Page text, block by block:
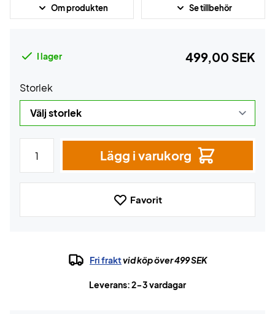
Om produkten Se tillbehör
I lager 499,00 SEK
Storlek
Lägg i varukorg
Favorit
Fri fraktvid köp över 499 SEK
Leverans: 2-3 vardagar